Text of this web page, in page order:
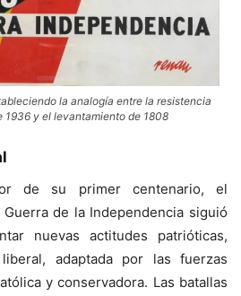
la analogía entre la resistencia
1936 y el levantamiento de 1808
de su primer centenario, el
de la Independencia siguió
nuevas actitudes patrióticas,
adaptada por las fuerzas
y conservadora. Las batallas